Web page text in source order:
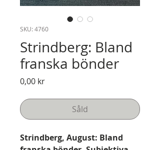
SKU: 4760
Strindberg: Bland
franska bönder
0,00 krPris
Såld
Strindberg, August: Bland